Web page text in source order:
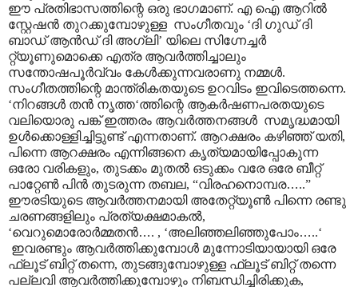
ഈ പ്രതിഭാസത്തിന്റെ ഒരു ഭാഗമാണ്. എ ഐ ആറിൽ
സ്റ്റേഷൻ തുറക്കുമ്പോഴുള്ള സംഗീതവും ‘ദി ഗുഡ് ദി
ബാഡ് ആൻഡ് ദി അഗ്ലി’ യിലെ സിഗ്നേച്ചർ
റ്റ്യൂണുമൊക്കെ എത്ര ആവർത്തിച്ചാലും
സന്തോഷപൂർവ്വം കേൾക്കുന്നവരാണു നമ്മൾ.
സംഗീതത്തിന്റെ മാന്ത്രികതയുടെ ഉറവിടം ഇവിടെത്തന്നെ.
‘നിറങ്ങൾ തൻ നൃത്ത‘ത്തിന്റെ ആകർഷണപരതയുടെ
വലിയൊരു പങ്ക് ഇത്തരം ആവർത്തനങ്ങൾ സമൃദ്ധമായി
ഉൾക്കൊള്ളിച്ചിട്ടുണ്ട് എന്നതാണ്. ആറക്ഷരം കഴിഞ്ഞ് യതി,
പിന്നെ ആറക്ഷരം എന്നിങ്ങനെ കൃത്യമായിപ്പോകുന്ന
ഒരോ വരികളും, തുടക്കം മുതൽ ഒടുക്കം വരേ ഒരേ ബീറ്റ്
പാറ്റേൺ പിൻ തുടരുന്ന തബല, “വിരഹനൊമ്പര…..”
ഈരടിയുടെ ആവർത്തനമായി അതേറ്റ്യൂൺ പിന്നെ രണ്ടു
ചരണങ്ങളിലും പ്രത്യക്ഷമാകൽ,
‘വെറുമൊരോർമ്മതൻ…. , ‘അലിഞ്ഞലിഞ്ഞുപോം…..‘
ഇവരണ്ടും ആവർത്തിക്കുമ്പോൾ മുന്നോടിയായായി ഒരേ
ഫ്ലൂട് ബിറ്റ് തന്നെ, തുടങ്ങുമ്പോഴുള്ള ഫ്ലൂട് ബിറ്റ് തന്നെ
പല്ലവി ആവർത്തിക്കുമ്പോഴും നിബന്ധിച്ചിരിക്കുക,